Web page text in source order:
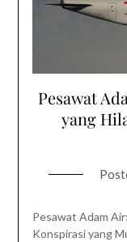
Pesawat
yang
Pesawat Adam
Konspirasi yang